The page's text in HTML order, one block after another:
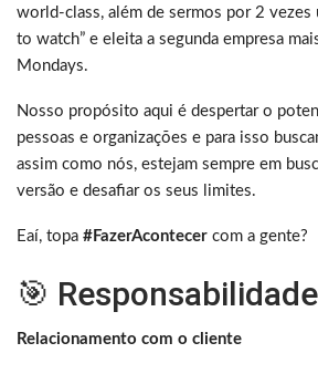
world-class, além de sermos por 2 vezes
to watch” e eleita a segunda empresa
Mondays.
Nosso propósito aqui é despertar o
pessoas e organizações e para isso
assim como nós, estejam sempre em
versão e desafiar os seus limites.
Eaí, topa #FazerAcontecer com a gente?
🎯
Relacionamento com o cliente